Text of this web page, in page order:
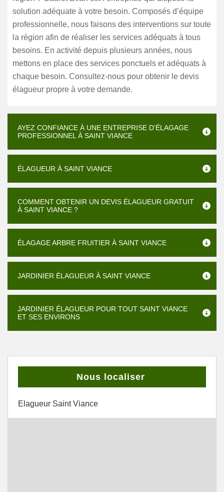
solution adéquate à votre besoin. Composés d’équipe
professionnelle, nous faisons des interventions sur toute
la région afin de réaliser les services adéquats à tous
besoins. En activité depuis plusieurs années, nous
mettons en place des services ponctuels et adéquats à
chaque besoin. Consultez-nous pour obtenir le devis
élagueur propre à votre demande.
AYEZ CONFIANCE À UNE ENTREPRISE D’ÉLAGAGE
PROFESSIONNEL À SAINT VIANCE
ÉLAGUEUR À SAINT VIANCE
COMMENT OBTENIR UN DEVIS ÉLAGUEUR GRATUIT
À SAINT VIANCE ?
ÉLAGAGE ARBRE FRUITIER À SAINT VIANCE
JARDINIER ÉLAGUEUR À SAINT VIANCE
JARDINIER ÉLAGUEUR POUR TOUT SAINT VIANCE
ET SES ENVIRONS
Nous localiser
Elagueur Saint Viance